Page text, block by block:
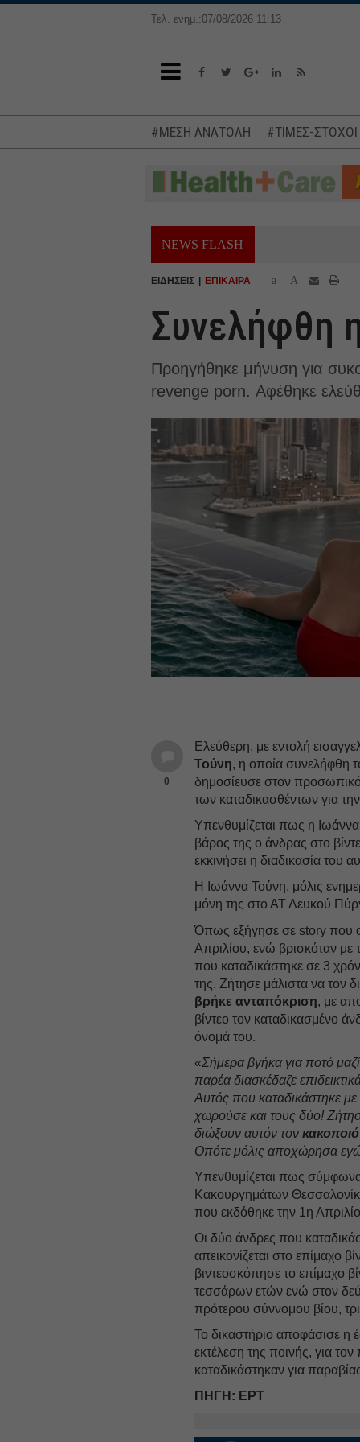
Τελ. ενημ.:07/08/2026 11:13
#ΜΕΣΗ ΑΝΑΤΟΛΗ #ΤΙΜΕΣ-
NEWS FLASH
ΕΙΔΗΣΕΙΣ ΕΠΙΚΑΙΡΑ a A
Συνελήφθη
Προηγήθηκε μήνυση για
revenge porn. Αφέθηκε
0
Ελεύθερη, με εντολή
Τούνη, η οποία συνελήφθη
δημοσίευσε στον
των καταδικασθέντων για
Υπενθυμίζεται πως η
βάρος της ο άνδρας στο
εκκινήσει η διαδικασία του
Η Ιωάννα Τούνη, μόλις
μόνη της στο ΑΤ Λευκού
Όπως εξήγησε σε story που
Απριλίου, ενώ βρισκόταν με
που καταδικάστηκε σε 3
της. Ζήτησε μάλιστα να τον
βρήκε ανταπόκριση, με
βίντεο τον καταδικασμένο
όνομά του.
«Σήμερα βγήκα για ποτό
παρέα διασκέδαζε
Αυτός που καταδικάστηκε
χωρούσε και τους δύο!
διώξουν αυτόν τονκακοποιό
Οπότε μόλις αποχώρησα
Υπενθυμίζεται πως
Κακουργημάτων
που εκδόθηκε την 1η
Οι δύο άνδρες που
απεικονίζεται στο επίμαχο
βιντεοσκόπησε το επίμαχο
τεσσάρων ετών ενώ στον
πρότερου σύννομου βίου,
Το δικαστήριο αποφάσισε η
εκτέλεση της ποινής, για
καταδικάστηκαν για
ΠΗΓΗ: ΕΡΤ